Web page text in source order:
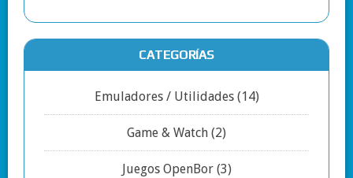
CATEGORÍAS
Emuladores / Utilidades(14)
Game & Watch (2)
Juegos OpenBor(3)